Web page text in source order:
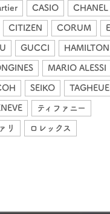
CASIO CHANEL
CITIZEN CORUM
GUCCI HAMILTON
MARIO ALESSI
SEIKO
ティファニー
リ ロレックス